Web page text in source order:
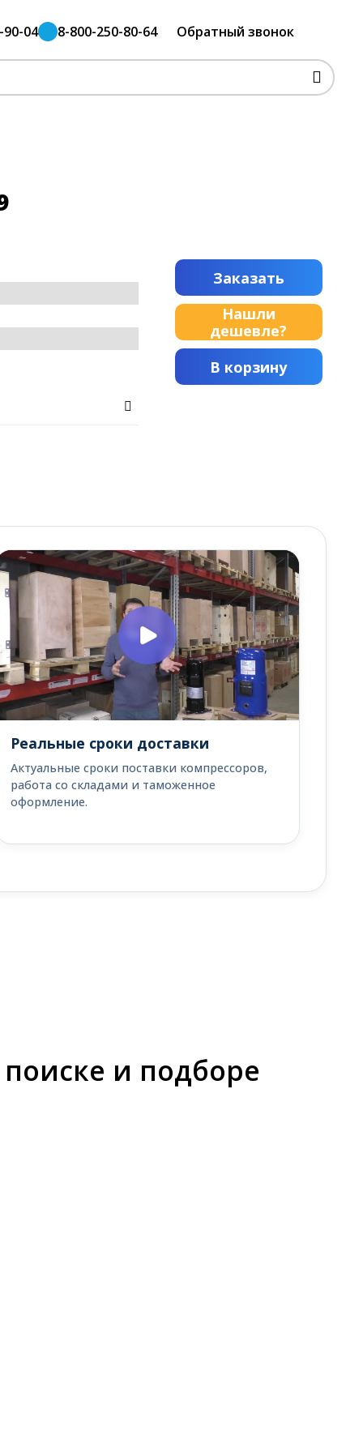
90-04 8-800-250-80-64 Обратный звонок
Заказать
Нашли
дешевле?
В корзину
Реальные сроки доставки
Актуальные сроки поставки компрессоров,
работа со складами и таможенное
оформление.
и подборе